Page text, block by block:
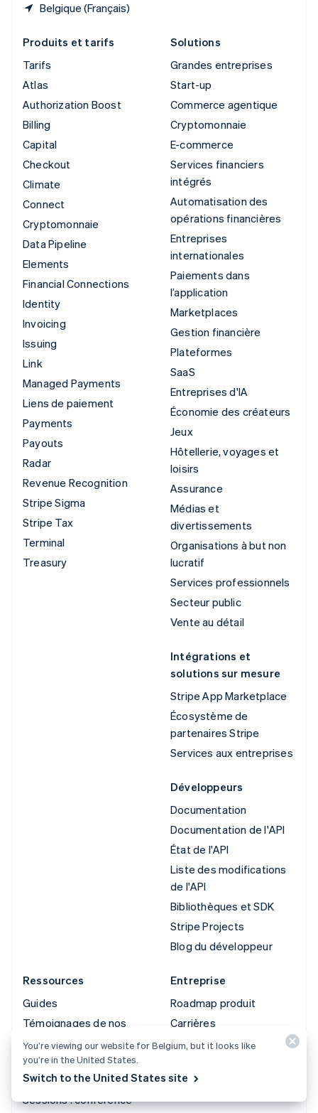
Belgique (Français)
Produits et tarifs
Tarifs
Atlas
Authorization Boost
Billing
Capital
Checkout
Climate
Connect
Cryptomonnaie
Data Pipeline
Elements
Financial Connections
Identity
Invoicing
Issuing
Link
Managed Payments
Liens de paiement
Payments
Payouts
Radar
Revenue Recognition
Stripe Sigma
Stripe Tax
Terminal
Treasury
Solutions
Grandes entreprises
Start-up
Commerce agentique
Cryptomonnaie
E-commerce
Services financiers
intégrés
Automatisation des
opérations financières
Entreprises
internationales
Paiements dans
l’application
Marketplaces
Gestion financière
Plateformes
SaaS
Entreprises d'IA
Économie des créateurs
Jeux
Hôtellerie, voyages et
loisirs
Assurance
Médias et
divertissements
Organisations à but non
lucratif
Services professionnels
Secteur public
Vente au détail
Intégrations et
solutions sur mesure
Stripe App Marketplace
Écosystème de
partenaires Stripe
Services aux entreprises
Développeurs
Documentation
Documentation de l'API
État de l'API
Liste des modifications
de l'API
Bibliothèques et SDK
Stripe Projects
Blog du développeur
Ressources
Guides
Témoignages de nos
clients
Blog
Communauté
Sessions : conférence
Entreprise
Roadmap produit
Carrières
Presse
Contactez-nous
You’re viewing our website for Belgium, but it looks like
you’re in the United States.
Switch to the United States site